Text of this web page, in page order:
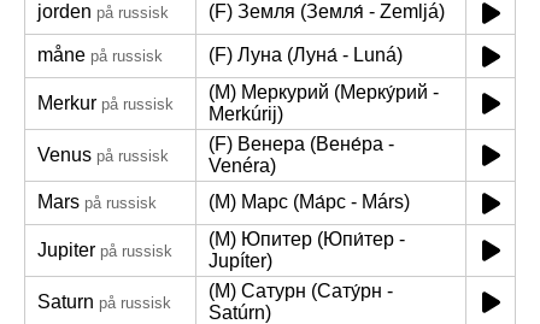
jorden på russisk (F) Земля (Земля́ - Zemljá)
måne på russisk (F) Луна (Луна́ - Luná)
Merkur på russisk
(M) Меркурий (Мерку́рий -
Merkúrij)
Venus på russisk
(F) Венера (Вене́ра -
Venéra)
Mars på russisk (M) Марс (Ма́рс - Márs)
Jupiter på russisk
(M) Юпитер (Юпи́тер -
Jupíter)
Saturn på russisk
(M) Сатурн (Сату́рн -
Satúrn)